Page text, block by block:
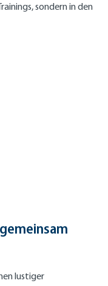
sondern in den
lustiger